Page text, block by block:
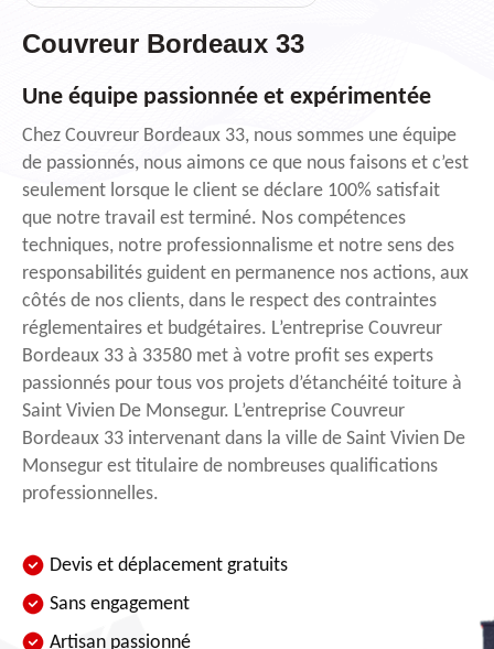
Couvreur Bordeaux 33
Une équipe passionnée et expérimentée
Chez Couvreur Bordeaux 33, nous sommes une équipe
de passionnés, nous aimons ce que nous faisons et c’est
seulement lorsque le client se déclare 100% satisfait
que notre travail est terminé. Nos compétences
techniques, notre professionnalisme et notre sens des
responsabilités guident en permanence nos actions, aux
côtés de nos clients, dans le respect des contraintes
réglementaires et budgétaires. L’entreprise Couvreur
Bordeaux 33 à 33580 met à votre profit ses experts
passionnés pour tous vos projets d’étanchéité toiture à
Saint Vivien De Monsegur. L’entreprise Couvreur
Bordeaux 33 intervenant dans la ville de Saint Vivien De
Monsegur est titulaire de nombreuses qualifications
professionnelles.
Devis et déplacement gratuits
Sans engagement
Artisan passionné